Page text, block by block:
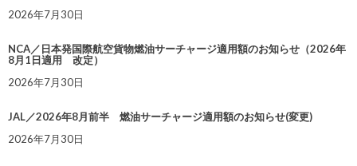
2026年7月30日
NCA／日本発国際航空貨物燃油サーチャージ適用額のお知らせ（2026年
8月1日適用 改定）
2026年7月30日
JAL／2026年8月前半 燃油サーチャージ適用額のお知らせ(変更)
2026年7月30日